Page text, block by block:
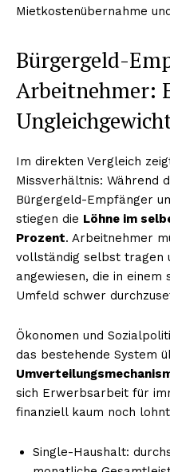
Mietkostenübernahme
Bürgergeld-
Arbeitnehmer:
Im direkten Vergleich
Missverhältnis: Während
Bürgergeld-Empfänger
stiegen die Löhne im
Prozent. Arbeitnehmer
vollständig selbst tragen
angewiesen, die in
Umfeld schwer
Ökonomen und
das bestehende System
sich Erwerbsarbeit für
finanziell kaum noch
Single-Haushalt: